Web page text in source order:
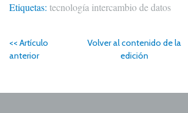
Etiquetas: tecnología intercambio de datos
<< Artículo
anterior
Volver al contenido de la
edición